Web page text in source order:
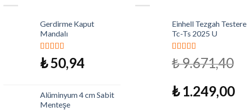
Gerdirme Kaput
Mandalı
5 üzerinden
5.00oy aldı
₺50,94
Alüminyum 4 cm Sabit
Menteşe
Einhell Tezgah Testere
Tc-Ts 2025 U
5 üzerinden
5.00oy aldı
₺9.671,40
₺1.249,00